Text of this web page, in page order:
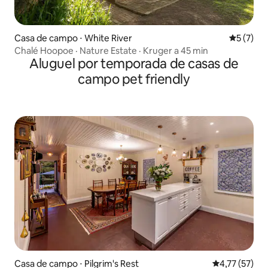
Casa de campo ⋅ White River 5 de
5 (7)
Chalé Hoopoe · Nature Estate · Kruger a 45 min
Aluguel por temporada de casas de
campo pet friendly
Casa de campo ⋅ Pilgrim's Rest 4,77 de uma
4,77 (57)